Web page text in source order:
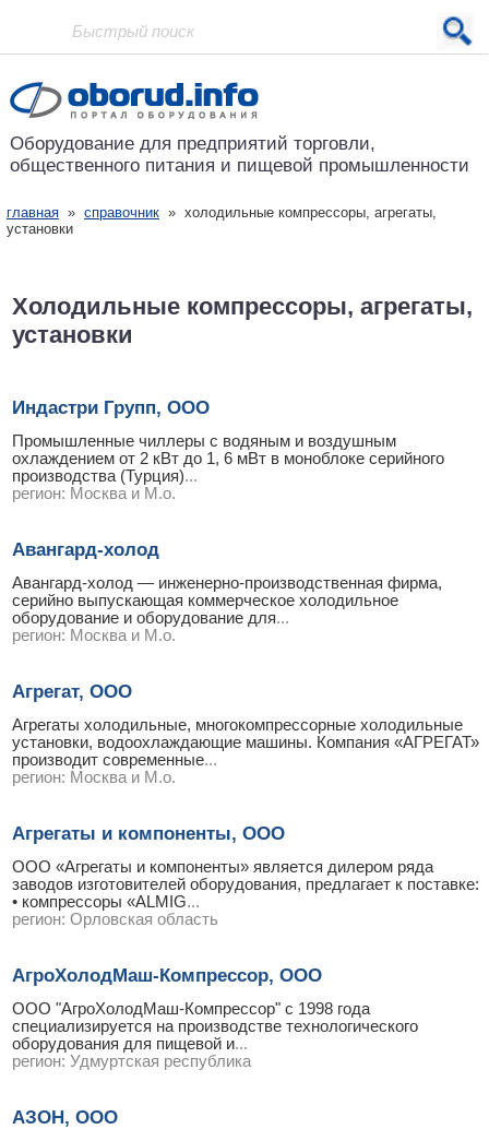
Проект основан в 2001 году
Оборудование для предприятий торговли,
общественного питания и пищевой промышленности
главная » справочник » холодильные компрессоры, агрегаты,
установки
Холодильные компрессоры, агрегаты,
установки
Индастри Групп, ООО
Промышленные чиллеры с водяным и воздушным
охлаждением от 2 кВт до 1, 6 мВт в моноблоке серийного
производства (Турция)...
регион: Москва и М.о.
Авангард-холод
Авангард-холод — инженерно-производственная фирма,
серийно выпускающая коммерческое холодильное
оборудование и оборудование для...
регион: Москва и М.о.
Агрегат, ООО
Агрегаты холодильные, многокомпрессорные холодильные
установки, водоохлаждающие машины. Компания «АГРЕГАТ»
производит современные...
регион: Москва и М.о.
Агрегаты и компоненты, ООО
ООО «Агрегаты и компоненты» является дилером ряда
заводов изготовителей оборудования, предлагает к поставке:
• компрессоры «ALMIG...
регион: Орловская область
АгроХолодМаш-Компрессор, ООО
ООО "АгроХолодМаш-Компрессор" с 1998 года
специализируется на производстве технологического
оборудования для пищевой и...
регион: Удмуртская республика
АЗОН, ООО